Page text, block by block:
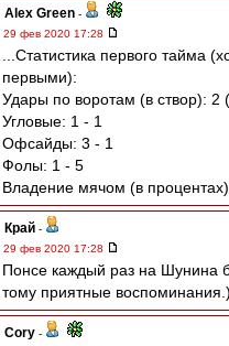
Alex Green -
29 фев 2020 17:28
...Статистика первого тайма
первыми):
Удары по воротам (в створ): 2
Угловые: 1 - 1
Офсайды: 3 - 1
Фолы: 1 - 5
Владение мячом (в
Край -
29 фев 2020 17:28
Понсе каждый раз на Шунина
тому приятные воспоминания.)
Cory -